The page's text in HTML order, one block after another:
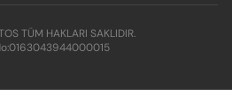
TÜM HAKLARI SAKLIDIR.
0163043944000015